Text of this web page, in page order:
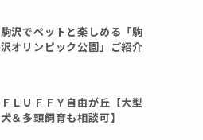
駒沢でペットと楽しめる「駒
沢オリンピック公園」ご紹介
ＦＬＵＦＦＹ自由が丘【大型
犬＆多頭飼育も相談可】